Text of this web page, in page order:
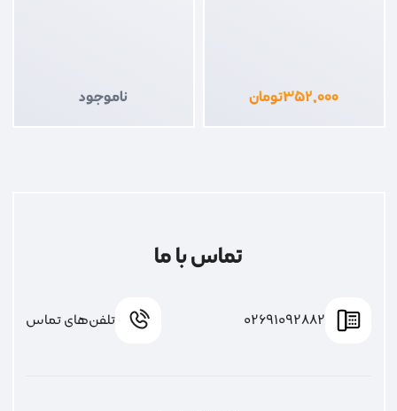
۳۵۲,۰۰۰تومان ناموجود
تماس با ما
02691092882 تلفن‌های تماس